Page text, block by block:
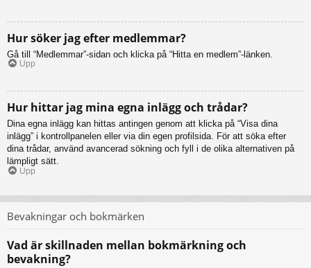
Hur söker jag efter medlemmar?
Gå till “Medlemmar”-sidan och klicka på “Hitta en medlem”-länken.
Upp
Hur hittar jag mina egna inlägg och trådar?
Dina egna inlägg kan hittas antingen genom att klicka på “Visa dina
inlägg” i kontrollpanelen eller via din egen profilsida. För att söka efter
dina trådar, använd avancerad sökning och fyll i de olika alternativen på
lämpligt sätt.
Upp
Bevakningar och bokmärken
Vad är skillnaden mellan bokmärkning och
bevakning?